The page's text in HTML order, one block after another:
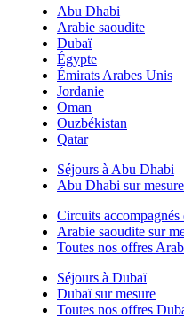
Abu Dhabi
Arabie saoudite
Dubaï
Égypte
Émirats Arabes Unis
Jordanie
Oman
Ouzbékistan
Qatar
Séjours à Abu Dhabi
Abu Dhabi sur mesure
Circuits
Arabie saoudite sur
Toutes nos offres
Séjours à Dubaï
Dubaï sur mesure
Toutes nos offres